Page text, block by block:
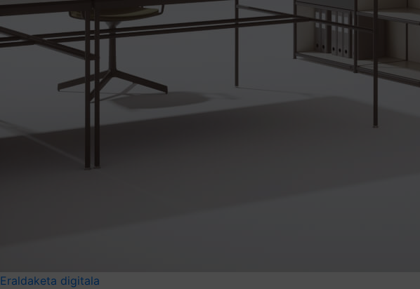
Eraldaketa digitala